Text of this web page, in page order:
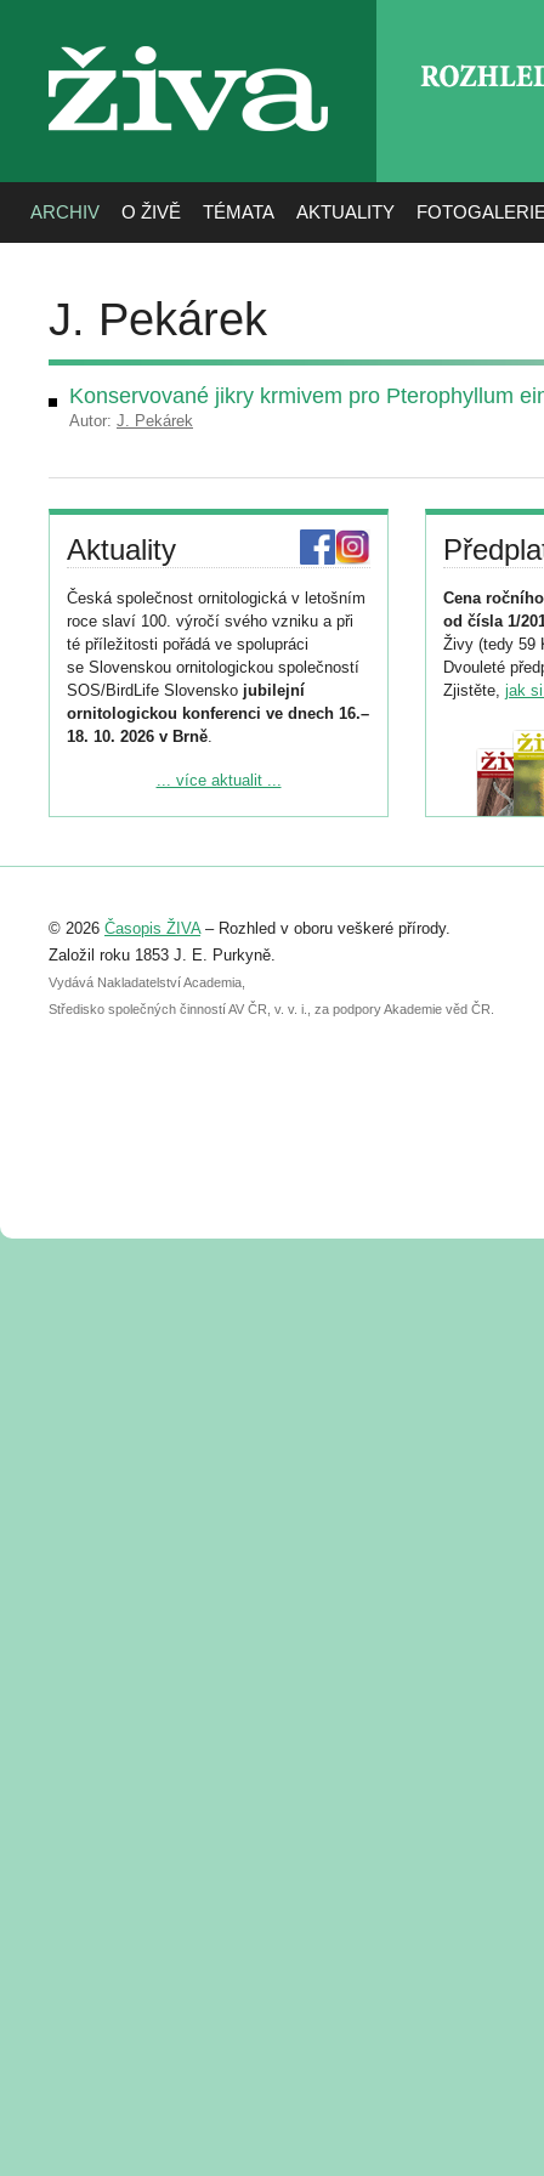
živa
ARCHIV O ŽIVĚ TÉMATA AKTUALITY
J. Pekárek
Konservované jikry krmivem pro Pterophyllum
Autor: J. Pekárek
Aktuality
Česká společnost ornitologická v letošním
roce slaví 100. výročí svého vzniku a při
té příležitosti pořádá ve spolupráci
se Slovenskou ornitologickou společností
SOS/BirdLife Slovensko jubilejní
ornitologickou konferenci ve dnech 16.–
18. 10. 2026 v Brně.
Podrobnější informace ke konferenci
Registrovat se můžete do 6. září.
abstraktu přihlášené přednášky nebo
posteru je už 30. června.
... více aktualit ...
Cena
od čísla 1/
Živy (tedy 59
Dvouleté
Zjistěte, jak
© 2026 Časopis ŽIVA– Rozhled v oboru veškeré přírody.
Založil roku 1853 J. E. Purkyně.
Vydává Nakladatelství Academia,
Středisko společných činností AV ČR, v. v. i., za podpory Akademie věd ČR.